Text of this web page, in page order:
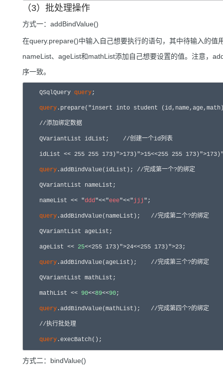
（3）批处理操作
方式一：addBindValue()
在query.prepare()中输入自己想要执行的语句，其中待输入的值
nameList、ageList和mathList添加自己想要设置的值。注意，
序一致。
    QSqlQuery
query;
query .prepare("insert into student (id,name,age,math) values
    //添加绑定数据
    QVariantList idList;    //创建一个id列表
    idList <<
255 255 173)">173)">15<<255 255
query .addBindValue(idList); //完成第一个?的绑定
    QVariantList nameList;
    nameList << "
ddd"<<"eee"<<"jjj ";
query .addBindValue(nameList);   //完成第二个?的绑定
    QVariantList ageList;
    ageList <<
25<<255 173)">24<<255 173)">23;
query .addBindValue(ageList);    //完成第三个?的绑定
    QVariantList mathList;
    mathList <<
90<<89<<90;
query .addBindValue(mathList);   //完成第四个?的绑定
    //执行批处理
query .execBatch();
方式二：bindValue()